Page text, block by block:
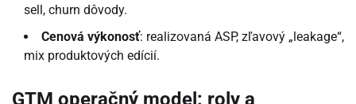
sell, churn dôvody.
Cenová výkonosť: realizovaná ASP, zľavový „leakage“,
mix produktových edícií.
GTM operačný model: roly a